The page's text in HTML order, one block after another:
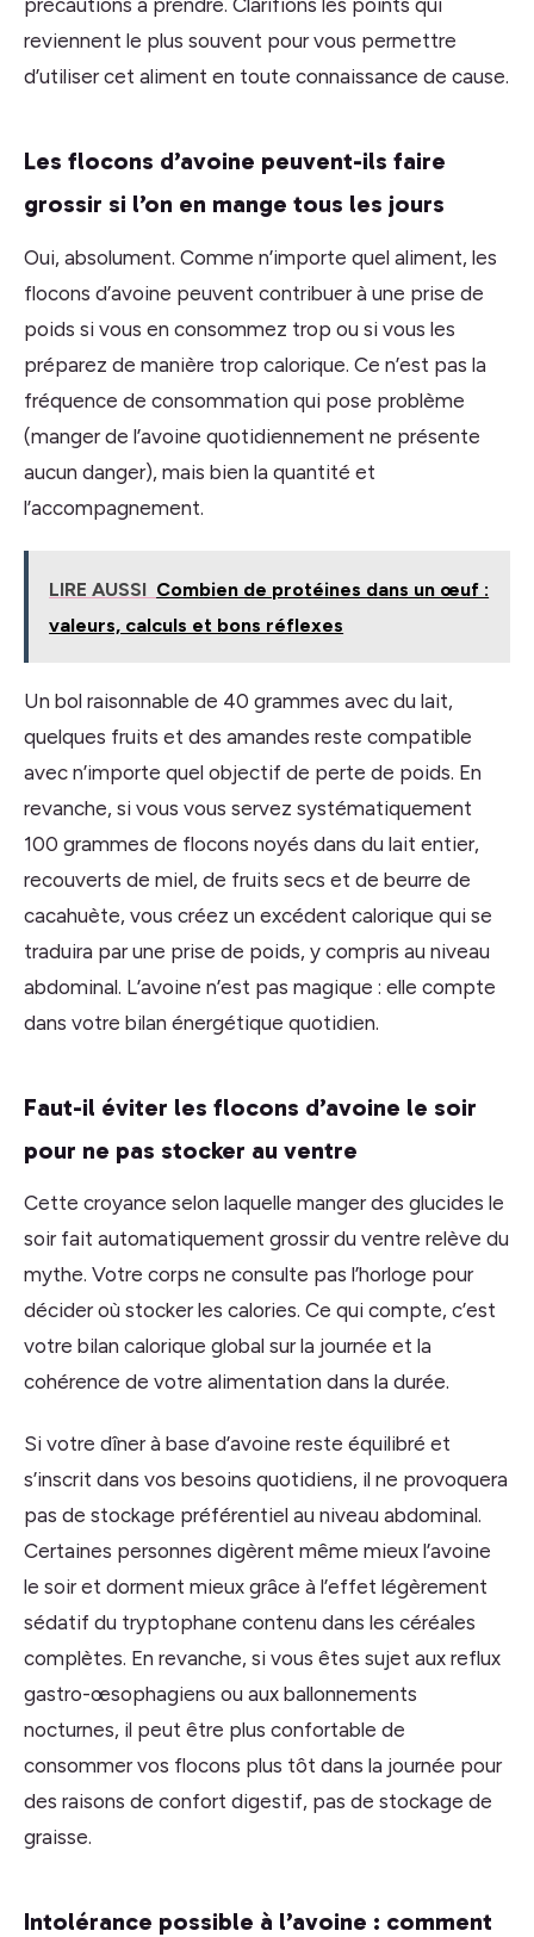
précautions à prendre. Clarifions les points qui
reviennent le plus souvent pour vous permettre
d’utiliser cet aliment en toute connaissance de cause.
Les flocons d’avoine peuvent-ils faire
grossir si l’on en mange tous les jours
Oui, absolument. Comme n’importe quel aliment, les
flocons d’avoine peuvent contribuer à une prise de
poids si vous en consommez trop ou si vous les
préparez de manière trop calorique. Ce n’est pas la
fréquence de consommation qui pose problème
(manger de l’avoine quotidiennement ne présente
aucun danger), mais bien la quantité et
l’accompagnement.
LIRE AUSSI Combien de protéines dans un œuf :
valeurs, calculs et bons réflexes
Un bol raisonnable de 40 grammes avec du lait,
quelques fruits et des amandes reste compatible
avec n’importe quel objectif de perte de poids. En
revanche, si vous vous servez systématiquement
100 grammes de flocons noyés dans du lait entier,
recouverts de miel, de fruits secs et de beurre de
cacahuète, vous créez un excédent calorique qui se
traduira par une prise de poids, y compris au niveau
abdominal. L’avoine n’est pas magique : elle compte
dans votre bilan énergétique quotidien.
Faut-il éviter les flocons d’avoine le soir
pour ne pas stocker au ventre
Cette croyance selon laquelle manger des glucides le
soir fait automatiquement grossir du ventre relève du
mythe. Votre corps ne consulte pas l’horloge pour
décider où stocker les calories. Ce qui compte, c’est
votre bilan calorique global sur la journée et la
cohérence de votre alimentation dans la durée.
Si votre dîner à base d’avoine reste équilibré et
s’inscrit dans vos besoins quotidiens, il ne provoquera
pas de stockage préférentiel au niveau abdominal.
Certaines personnes digèrent même mieux l’avoine
le soir et dorment mieux grâce à l’effet légèrement
sédatif du tryptophane contenu dans les céréales
complètes. En revanche, si vous êtes sujet aux reflux
gastro-œsophagiens ou aux ballonnements
nocturnes, il peut être plus confortable de
consommer vos flocons plus tôt dans la journée pour
des raisons de confort digestif, pas de stockage de
graisse.
Intolérance possible à l’avoine : comment